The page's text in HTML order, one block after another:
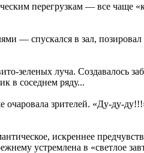
перегрузкам — все чаще
— спускался в зал, позировал
зеленых луча. Создавалось
в соседнем ряду...
зрителей. «Ду-ду-
искреннее
устремлена в «светлое